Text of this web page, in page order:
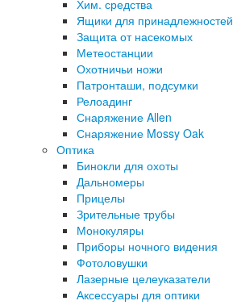
Хим. средства
Ящики для принадлежностей
Защита от насекомых
Метеостанции
Охотничьи ножи
Патронташи, подсумки
Релоадинг
Снаряжение Allen
Снаряжение Mossy Oak
Оптика
Бинокли для охоты
Дальномеры
Прицелы
Зрительные трубы
Монокуляры
Приборы ночного видения
Фотоловушки
Лазерные целеуказатели
Аксессуары для оптики